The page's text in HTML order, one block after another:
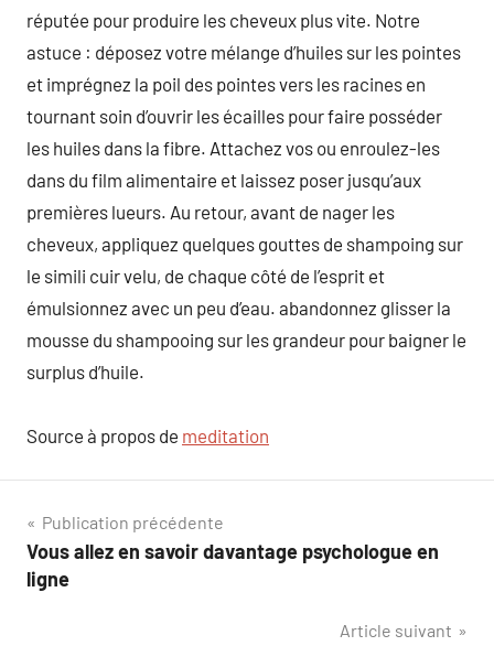
réputée pour produire les cheveux plus vite. Notre
astuce : déposez votre mélange d’huiles sur les pointes
et imprégnez la poil des pointes vers les racines en
tournant soin d’ouvrir les écailles pour faire posséder
les huiles dans la fibre. Attachez vos ou enroulez-les
dans du film alimentaire et laissez poser jusqu’aux
premières lueurs. Au retour, avant de nager les
cheveux, appliquez quelques gouttes de shampoing sur
le simili cuir velu, de chaque côté de l’esprit et
émulsionnez avec un peu d’eau. abandonnez glisser la
mousse du shampooing sur les grandeur pour baigner le
surplus d’huile.
Source à propos de meditation
Navigation
de
Publication précédente
Vous allez en savoir davantage psychologue en
ligne
Article suivant